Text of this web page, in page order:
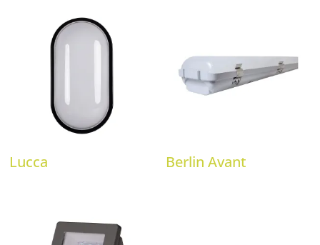
Lucca Berlin Avant